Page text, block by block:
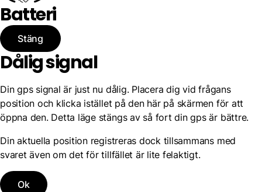
Batteri
Stäng
Dålig signal
Din gps signal är just nu dålig. Placera dig vid frågans
position och klicka istället på den här på skärmen för att
öppna den. Detta läge stängs av så fort din gps är bättre.
Din aktuella position registreras dock tillsammans med
svaret även om det för tillfället är lite felaktigt.
Ok